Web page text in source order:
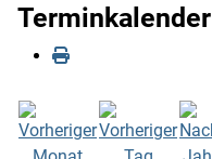
Terminkalender